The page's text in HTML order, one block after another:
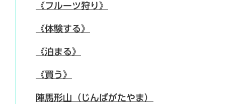
《フルーツ狩り》
《体験する》
《泊まる》
《買う》
陣馬形山（じんばがたやま）